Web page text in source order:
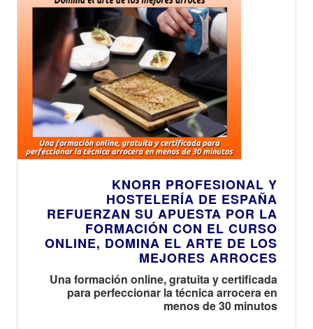
KNORR PROFESIONAL Y
HOSTELERÍA DE ESPAÑA
REFUERZAN SU APUESTA POR LA
FORMACIÓN CON EL CURSO
ONLINE, DOMINA EL ARTE DE LOS
MEJORES ARROCES
Una formación online, gratuita y certificada
para perfeccionar la técnica arrocera en
menos de 30 minutos